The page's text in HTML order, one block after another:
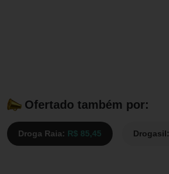
Ofertado também por:
Droga Raia: R$ 85,45 Drogasil: